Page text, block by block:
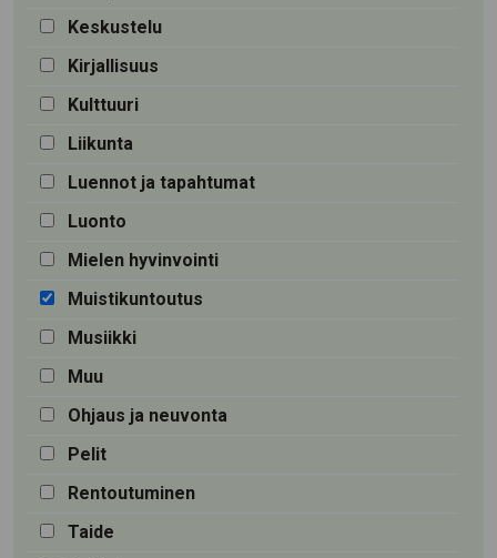
Keskustelu
Kirjallisuus
Kulttuuri
Liikunta
Luennot ja tapahtumat
Luonto
Mielen hyvinvointi
Muistikuntoutus
Musiikki
Muu
Ohjaus ja neuvonta
Pelit
Rentoutuminen
Taide